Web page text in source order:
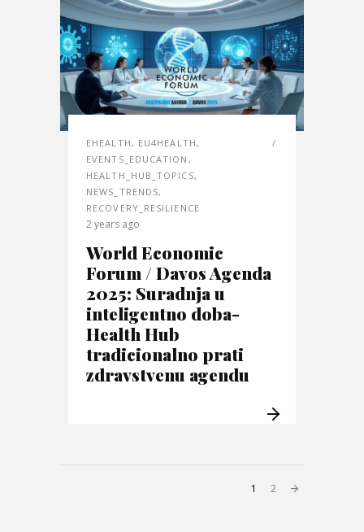
EHEALTH, EU4HEALTH,
EVENTS_EDUCATION ,
HEALTH_HUB_TOPICS,
NEWS_TRENDS,
RECOVERY_RESILIENCE
2 years ago
World Economic
Forum / Davos Agenda
2025: Suradnja u
inteligentno doba-
Health Hub
tradicionalno prati
zdravstvenu agendu
1 2